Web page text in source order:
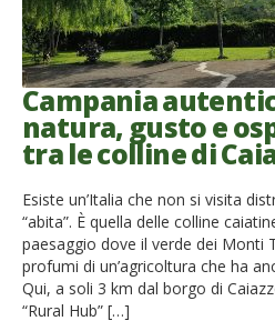
Campania
natura, gusto e
tra le colline di
Esiste un’Italia che non si visita
“abita”. È quella delle colline
paesaggio dove il verde dei Monti
profumi di un’agricoltura che ha
Qui, a soli 3 km dal borgo di
“Rural Hub” […]